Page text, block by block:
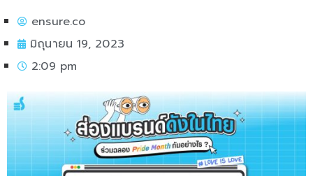
ensure.co
มิถุนายน 19, 2023
2:09 pm